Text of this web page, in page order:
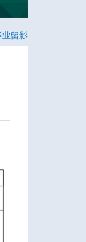
业留影